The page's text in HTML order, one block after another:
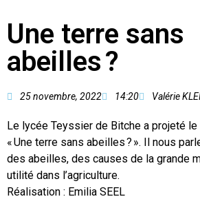
Une terre sans
abeilles ?
25 novembre, 2022 14:20 Valérie
Le lycée Teyssier de Bitche a projeté
« Une terre sans abeilles ? ». Il nous
des abeilles, des causes de la grande
utilité dans l’agriculture.
Réalisation : Emilia SEEL